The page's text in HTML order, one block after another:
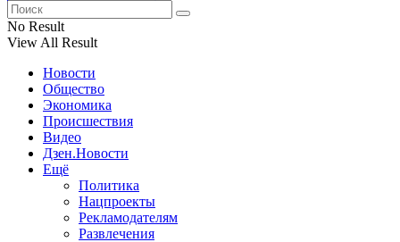
No Result
View All Result
Новости
Общество
Экономика
Происшествия
Видео
Дзен.Новости
Ещё
Политика
Нацпроекты
Рекламодателям
Развлечения